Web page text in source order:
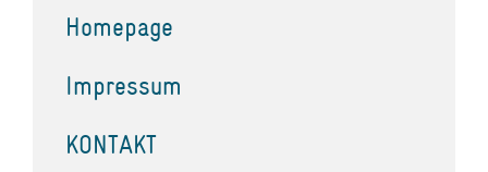
Homepage
Impressum
KONTAKT